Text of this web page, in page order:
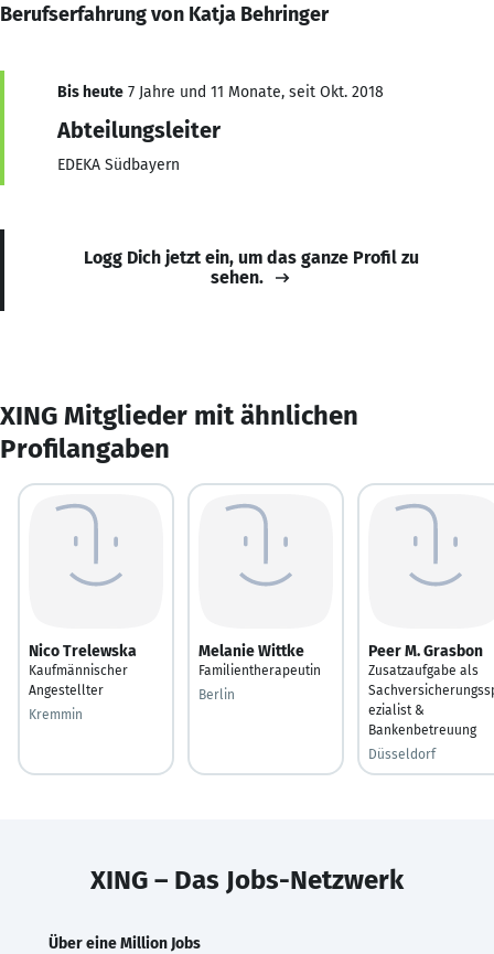
Berufserfahrung von Katja Behringer
Bis heute 7 Jahre und 11 Monate, seit Okt. 2018
Abteilungsleiter
EDEKA Südbayern
Logg Dich jetzt ein, um das ganze Profil zu
sehen.
XING Mitglieder mit ähnlichen
Profilangaben
Nico Trelewska
Kaufmännischer
Angestellter
Kremmin
Melanie Wittke
Familientherapeutin
Berlin
Peer M. Grasbon
Zusatzaufgabe als
ezialist &
Bankenbetreuung
Düsseldorf
XING – Das Jobs-Netzwerk
Über eine Million Jobs